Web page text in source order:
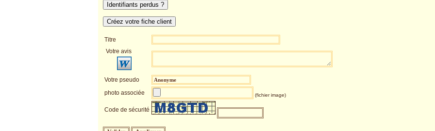
Identifiants perdus ?
Créez votre fiche client
Titre
Votre avis
Votre pseudo
photo associée
(fichier image)
Code de sécurité